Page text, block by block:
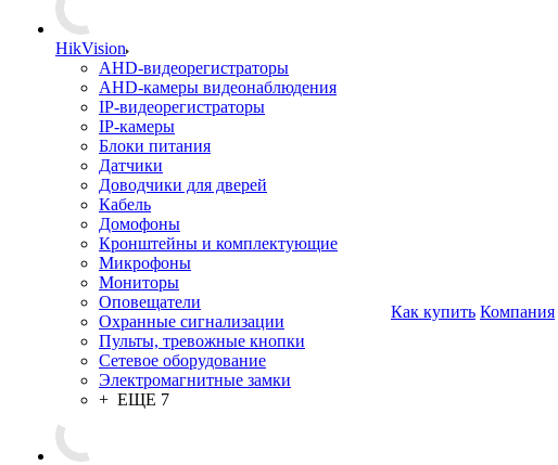
HikVision
AHD-видеорегистраторы
AHD-камеры видеонаблюдения
IP-видеорегистраторы
IP-камеры
Блоки питания
Датчики
Доводчики для дверей
Кабель
Домофоны
Кронштейны и комплектующие
Микрофоны
Мониторы
Оповещатели
Охранные сигнализации
Пульты, тревожные кнопки
Сетевое оборудование
Электромагнитные замки
+ ЕЩЕ 7
Как купить Компания